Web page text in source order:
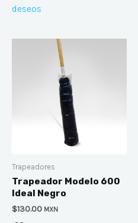
deseos
Trapeadores
Trapeador Modelo 600
Ideal Negro
$130.00 MXN